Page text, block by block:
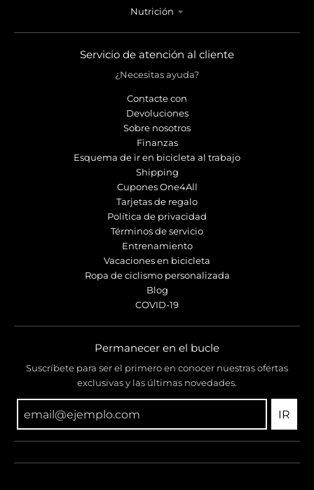
Nutrición
Servicio de atención al cliente
¿Necesitas ayuda?
Contacte con
Devoluciones
Sobre nosotros
Finanzas
Esquema de ir en bicicleta al trabajo
Shipping
Cupones One4All
Tarjetas de regalo
Política de privacidad
Términos de servicio
Entrenamiento
Vacaciones en bicicleta
Ropa de ciclismo personalizada
Blog
COVID-19
Permanecer en el bucle
Suscríbete para ser el primero en conocer nuestras ofertas
exclusivas y las últimas novedades.
IR